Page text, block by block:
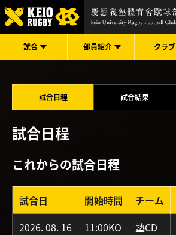
試合 部員紹介 クラブ
試合日程 試合結果
試合日程
これからの試合日程
試合日 開始時間 チーム
2026. 08. 16
11:00KO 塾CD